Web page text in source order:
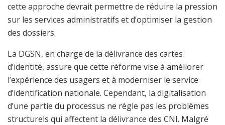
cette approche devrait permettre de réduire la pression
sur les services administratifs et d’optimiser la gestion
des dossiers.
La DGSN, en charge de la délivrance des cartes
d’identité, assure que cette réforme vise à améliorer
l’expérience des usagers et à moderniser le service
d’identification nationale. Cependant, la digitalisation
d’une partie du processus ne règle pas les problèmes
structurels qui affectent la délivrance des CNI. Malgré